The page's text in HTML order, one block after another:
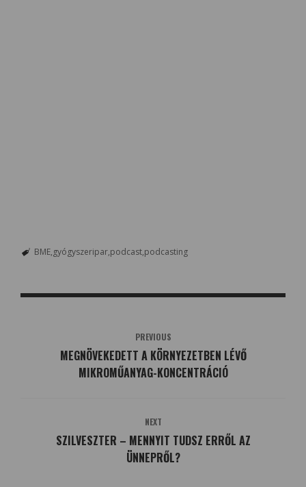
BME gyógyszeripar podcast podcasting
PREVIOUS
MEGNÖVEKEDETT A KÖRNYEZETBEN LÉVŐ
MIKROMŰANYAG-KONCENTRÁCIÓ
NEXT
SZILVESZTER – MENNYIT TUDSZ ERRŐL AZ
ÜNNEPRŐL?